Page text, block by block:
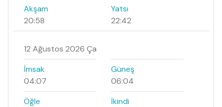
Akşam
20:58
Yatsı
22:42
12 Ağustos 2026 Ça
İmsak
04:07
Güneş
06:04
Öğle
İkindi